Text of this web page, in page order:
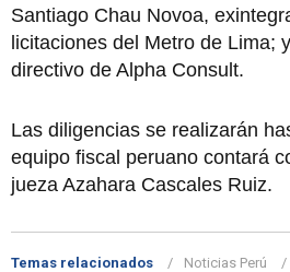
Santiago Chau Novoa,
licitaciones del Metro de Lima;
directivo de Alpha Consult.
Las diligencias se realizarán
equipo fiscal peruano contará
jueza Azahara Cascales Ruiz.
Temas relacionados Noticias Perú